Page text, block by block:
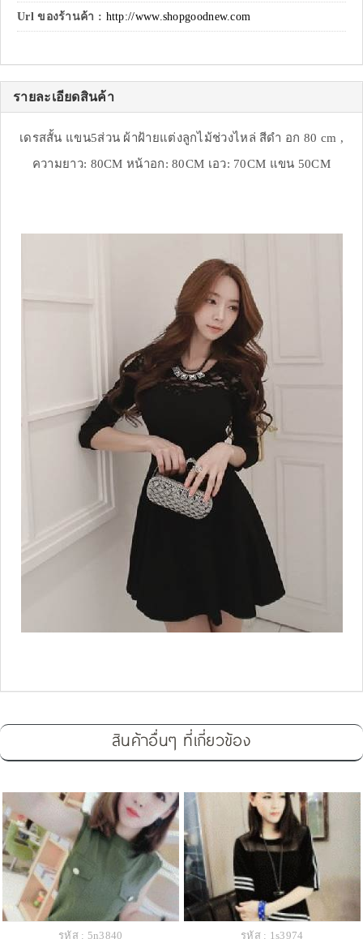
Url ของร้านค้า : http://www.shopgoodnew.com
รายละเอียดสินค้า
เดรสสั้น แขน5ส่วน ผ้าฝ้ายแต่งลูกไม้ช่วงไหล่ สีดำ อก 80 cm ,
ความยาว: 80CM หน้าอก: 80CM เอว: 70CM แขน 50CM
สินค้าอื่นๆ ที่เกี่ยวข้อง
รหัส : 5n3840 รหัส : 1s3974